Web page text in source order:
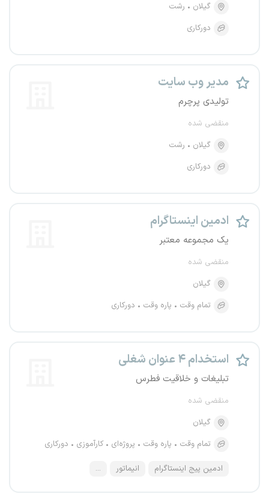
گیلان
رشت
دورکاری
مدیر وب سایت
تولیدی پرچرم
منقضی شده
گیلان
رشت
دورکاری
ادمین اینستاگرام
یک مجموعه معتبر
منقضی شده
گیلان
تمام وقت
پاره وقت دورکاری
استخدام ۴ عنوان شغلی
تبلیغات و خلاقیت فطرس
منقضی شده
گیلان
تمام وقت
پاره وقت پروژه‌ای کارآموزی دورکاری
ادمین پیج اینستاگرام انیماتور ...